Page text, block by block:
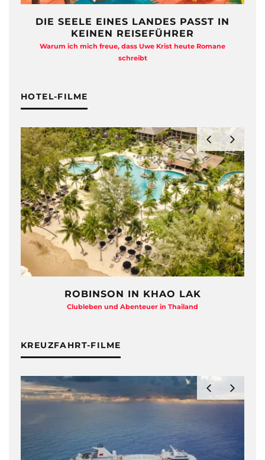
DIE SEELE EINES LANDES PASST IN
KEINEN REISEFÜHRER
Warum ich mich freue, dass Uwe Krist heute Romane
schreibt
HOTEL-FILME
ROBINSON IN KHAO LAK
Clubleben und Abenteuer in Thailand
KREUZFAHRT-FILME